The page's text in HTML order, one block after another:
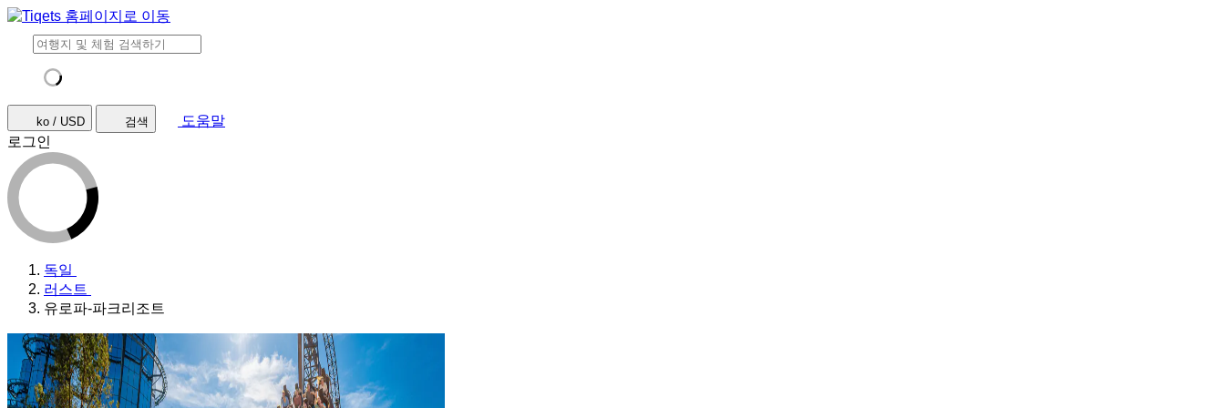
ko / USD 검색
도움말
로그인
독일
러스트
유로파-파크리조트